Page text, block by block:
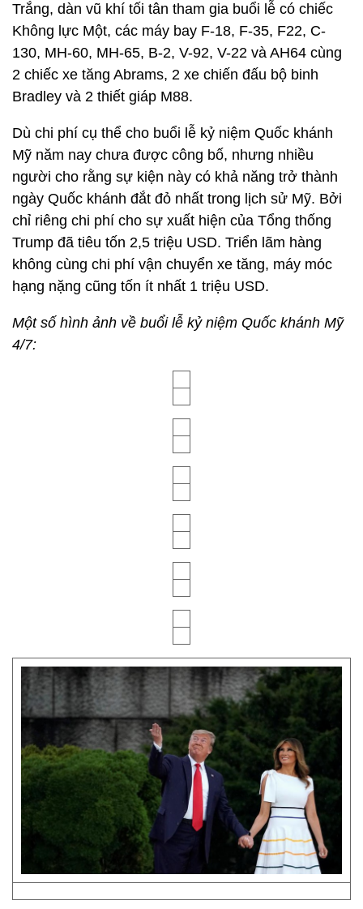
Trắng, dàn vũ khí tối tân tham gia buổi lễ có chiếc
Không lực Một, các máy bay F-18, F-35, F22, C-
130, MH-60, MH-65, B-2, V-92, V-22 và AH64 cùng
2 chiếc xe tăng Abrams, 2 xe chiến đấu bộ binh
Bradley và 2 thiết giáp M88.
Dù chi phí cụ thể cho buổi lễ kỷ niệm Quốc khánh
Mỹ năm nay chưa được công bố, nhưng nhiều
người cho rằng sự kiện này có khả năng trở thành
ngày Quốc khánh đắt đỏ nhất trong lịch sử Mỹ. Bởi
chỉ riêng chi phí cho sự xuất hiện của Tổng thống
Trump đã tiêu tốn 2,5 triệu USD. Triển lãm hàng
không cùng chi phí vận chuyển xe tăng, máy móc
hạng nặng cũng tốn ít nhất 1 triệu USD.
Một số hình ảnh về buổi lễ kỷ niệm Quốc khánh Mỹ
4/7: